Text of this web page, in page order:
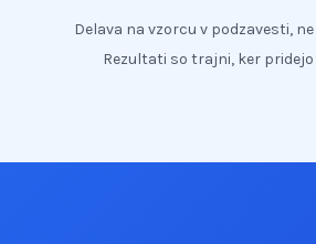
Delava na vzorcu v podzavesti,
Rezultati so trajni, ker